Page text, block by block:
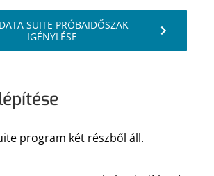
SUITE PRÓBAIDŐSZAK
IGÉNYLÉSE
program két részből áll.